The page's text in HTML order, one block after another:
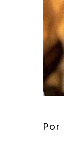
Por